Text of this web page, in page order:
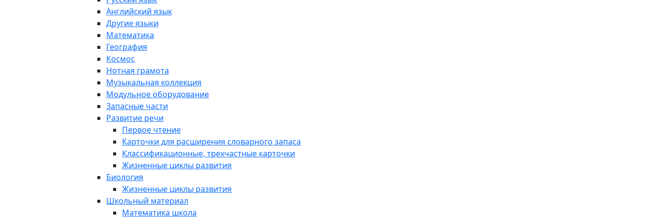
Английский язык
Другие языки
Математика
География
Космос
Нотная грамота
Музыкальная коллекция
Модульное оборудование
Запасные части
Развитие речи
Первое чтение
Карточки для расширения словарного запаса
Классификационные, трехчастные карточки
Жизненные циклы развития
Биология
Жизненные циклы развития
Школьный материал
Математика школа